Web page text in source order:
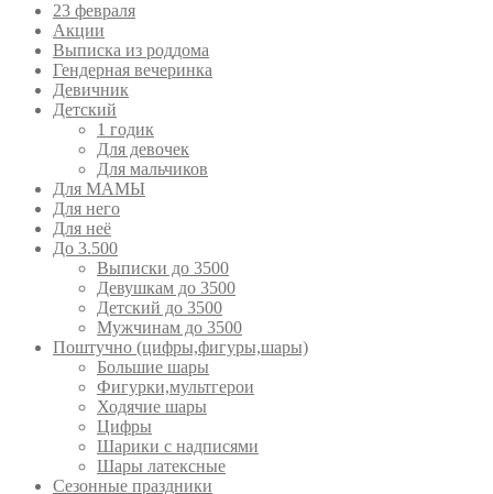
23 февраля
Акции
Выписка из роддома
Гендерная вечеринка
Девичник
Детский
1 годик
Для девочек
Для мальчиков
Для МАМЫ
Для него
Для неё
До 3.500
Выписки до 3500
Девушкам до 3500
Детский до 3500
Мужчинам до 3500
Поштучно (цифры,фигуры,шары)
Большие шары
Фигурки,мультгерои
Ходячие шары
Цифры
Шарики с надписями
Шары латексные
Сезонные праздники